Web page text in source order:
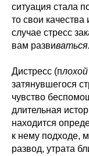
ситуация стала
то свои
случае стресс
вам развиваться.
Дистресс (п
затянувшегося
чувство
длительная
находится
к нему подходе,
развод, утрата